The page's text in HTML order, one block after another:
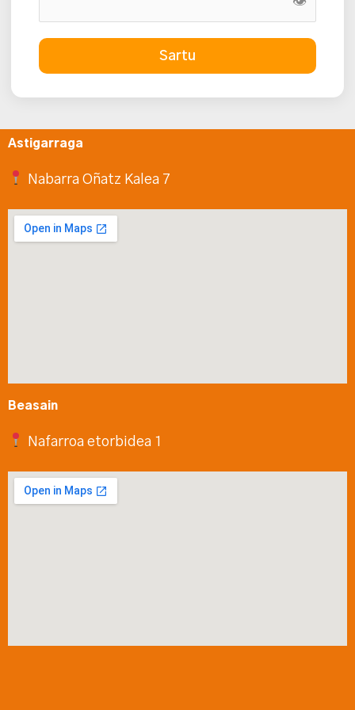
Sartu
Astigarraga
Nabarra Oñatz Kalea 7
Beasain
Nafarroa etorbidea 1